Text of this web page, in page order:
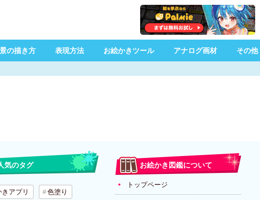
の描き方 表現方法 お絵かきツール アナログ画材 その他
気のタグ
アプリ 色塗り
お絵かき図鑑について
トップページ